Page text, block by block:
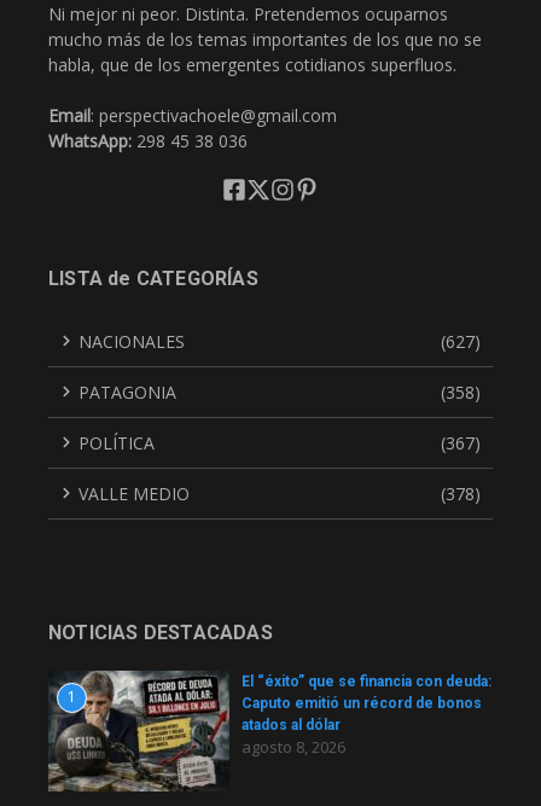
Ni mejor ni peor. Distinta. Pretendemos ocuparnos
mucho más de los temas importantes de los que no se
habla, que de los emergentes cotidianos superfluos.
Email: perspectivachoele@gmail.com
WhatsApp: 298 45 38 036
LISTA de CATEGORÍAS
NACIONALES (627)
PATAGONIA (358)
POLÍTICA (367)
VALLE MEDIO (378)
NOTICIAS DESTACADAS
1
El “éxito” que se financia con deuda:
Caputo emitió un récord de bonos
atados al dólar
agosto 8, 2026